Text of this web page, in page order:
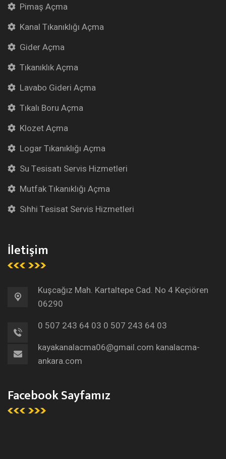
Pimaş Açma
Kanal Tıkanıklığı Açma
Gider Açma
Tıkanıklık Açma
Lavabo Gideri Açma
Tıkalı Boru Açma
Klozet Açma
Logar Tıkanıklığı Açma
Su Tesisatı Servis Hizmetleri
Mutfak Tıkanıklığı Açma
Sıhhi Tesisat Servis Hizmetleri
İletişim
Kuşcağız Mah. Kartaltepe Cad. No 4 Keçiören
06290
0 507 243 64 03 0 507 243 64 03
kayakanalacma06@gmail.com kanalacma-
ankara.com
Facebook Sayfamız